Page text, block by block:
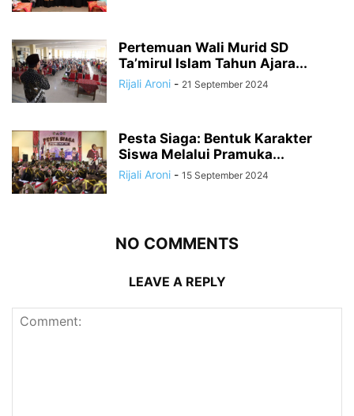
Pertemuan Wali Murid SD
Ta’mirul Islam Tahun Ajara...
Rijali Aroni - 21 September 2024
Pesta Siaga: Bentuk Karakter
Siswa Melalui Pramuka...
Rijali Aroni - 15 September 2024
NO COMMENTS
LEAVE A REPLY